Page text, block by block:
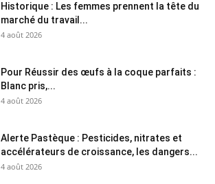
Historique : Les femmes prennent la tête du
marché du travail...
4 août 2026
Pour Réussir des œufs à la coque parfaits :
Blanc pris,...
4 août 2026
Alerte Pastèque : Pesticides, nitrates et
accélérateurs de croissance, les dangers...
4 août 2026